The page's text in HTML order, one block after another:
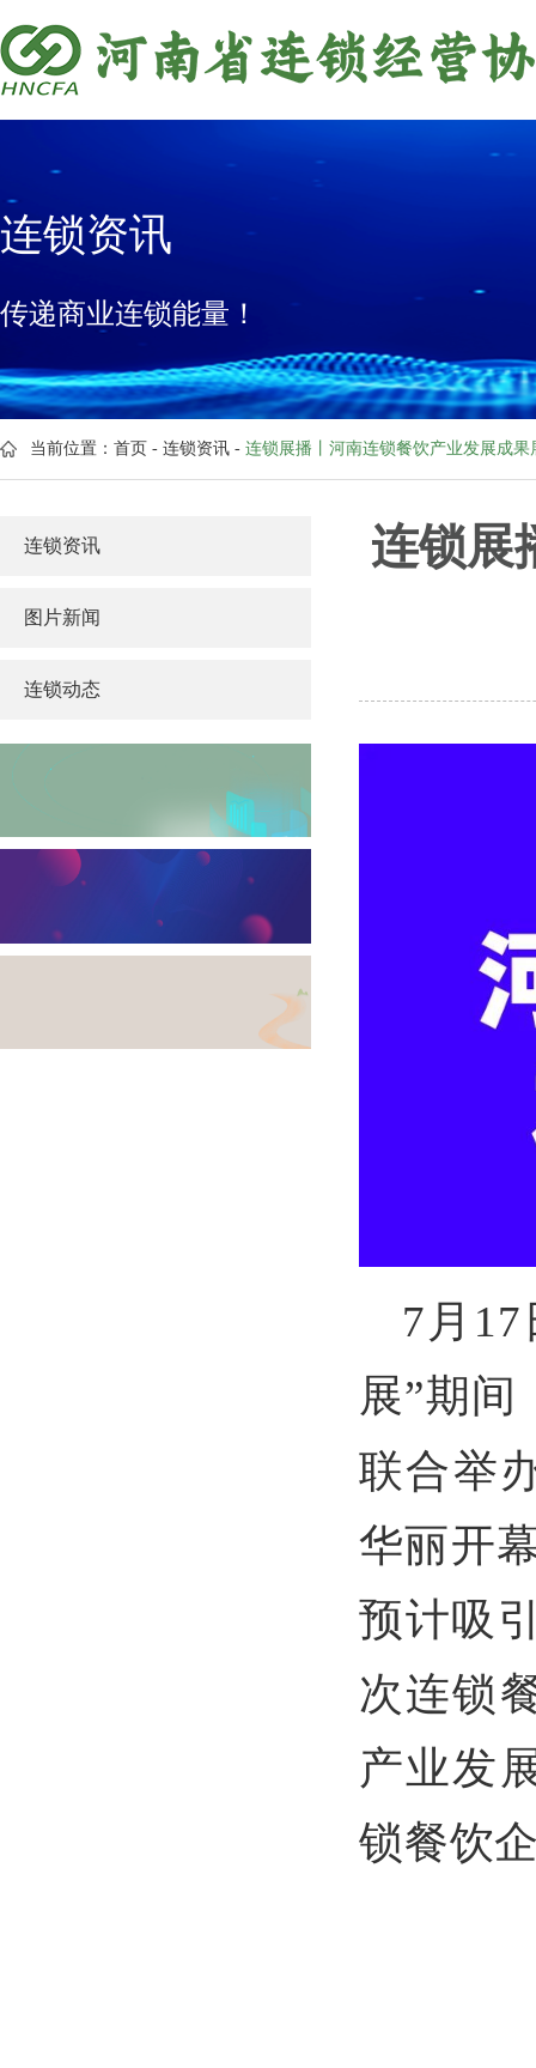
连锁资讯
传递商业连锁能量！
当前位置： 首页 - 连锁资讯 - 连锁展播丨河南连锁餐饮产业发展成
连锁资讯
图片新闻
连锁动态
连锁展
7月
展”期
联合举
华丽开
预计吸
次连锁
产业发
锁餐饮